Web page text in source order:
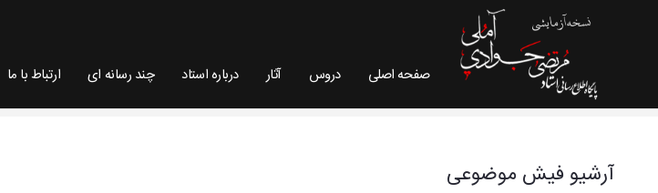
صفحه اصلی دروس آثار درباره استاد چند رسانه ای ارتباط با ما
آرشیو فیش موضوعی